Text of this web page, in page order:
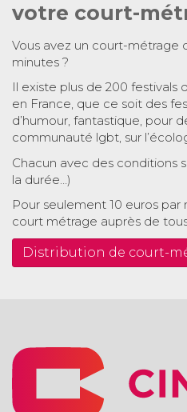
votre court-
Vous avez un court-métrage
minutes ?
Il existe plus de 200 festivals
en France, que ce soit des
d’humour, fantastique, pour
communauté lgbt, sur
Chacun avec des conditions
la durée…)
Pour seulement 10 euros
court métrage auprès de
Distribution de court-